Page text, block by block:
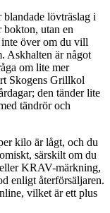
blandade lövträslag i
utan en
inte över om du vill
Askhalten är något
om lite mer
Skogens Grillkol
den tänder lite
tändrör och
kilo är lågt, och du
särskilt om du
KRAV-märkning,
enligt återförsäljaren.
vilket är ett plus